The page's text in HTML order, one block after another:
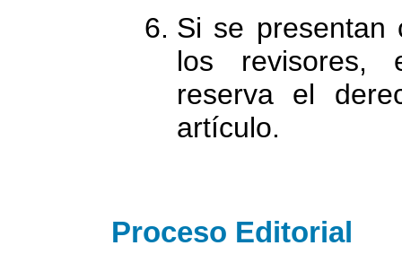
Si se presentan
los revisores,
reserva el
artículo.
Proceso Editorial